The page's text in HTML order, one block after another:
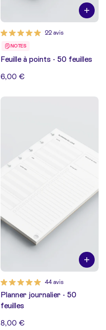
22 avis
NOTES
Feuille à points - 50 feuilles
6,00 €
44 avis
Planner journalier - 50
feuilles
8,00 €